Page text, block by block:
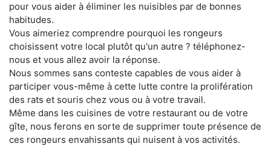
pour vous aider à éliminer les nuisibles par de bonnes
habitudes.
Vous aimeriez comprendre pourquoi les rongeurs
choisissent votre local plutôt qu'un autre ? téléphonez-
nous et vous allez avoir la réponse.
Nous sommes sans conteste capables de vous aider à
participer vous-même à cette lutte contre la prolifération
des rats et souris chez vous ou à votre travail.
Même dans les cuisines de votre restaurant ou de votre
gîte, nous ferons en sorte de supprimer toute présence de
ces rongeurs envahissants qui nuisent à vos activités.